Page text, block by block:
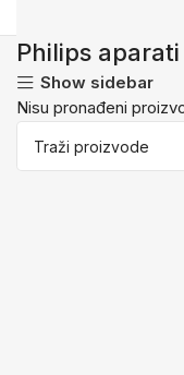
Philips
Show sidebar
Nisu pronađeni